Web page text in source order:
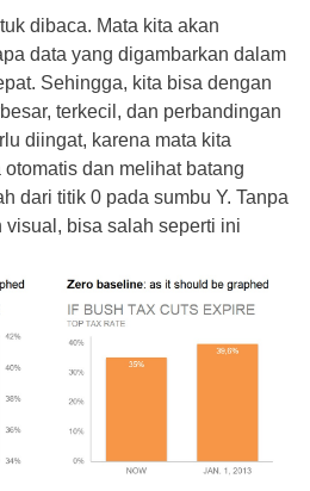
dibaca. Mata kita akan
data yang digambarkan dalam
Sehingga, kita bisa dengan
terkecil, dan perbandingan
diingat, karena mata kita
dan melihat batang
dari titik 0 pada sumbu Y. Tanpa
bisa salah seperti ini